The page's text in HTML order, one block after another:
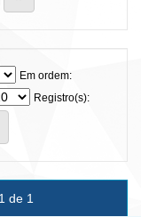
Em ordem:
Registro(s):
de 1